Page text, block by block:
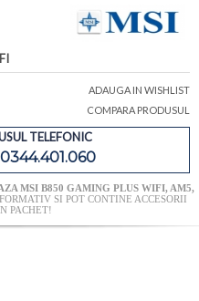
ADAUGA IN WISHLIST
COMPARA PRODUSUL
TELEFONIC
MSI B850 GAMING PLUS WIFI, AM5,
SI POT CONTINE ACCESORII
PACHET!